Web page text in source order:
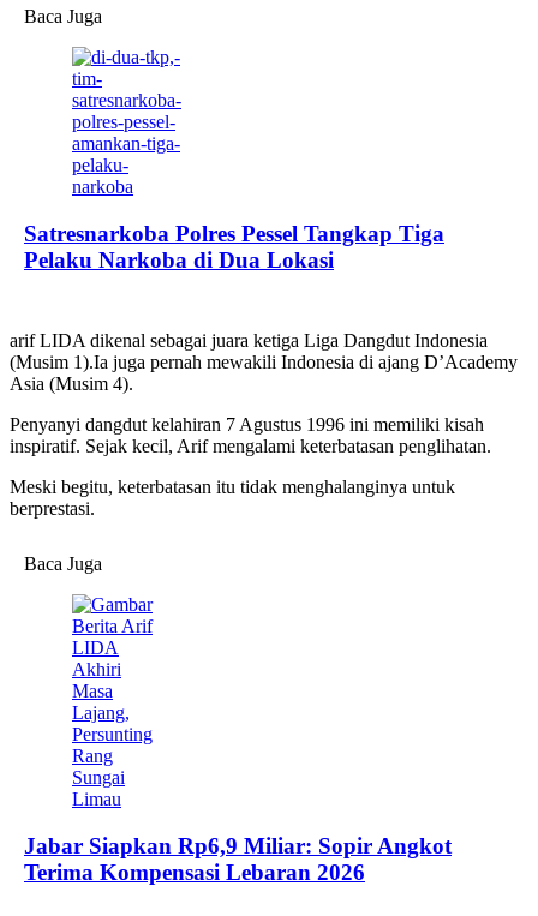
Baca Juga
Satresnarkoba Polres Pessel Tangkap Tiga
Pelaku Narkoba di Dua Lokasi
arif LIDA dikenal sebagai juara ketiga Liga Dangdut Indonesia
(Musim 1).Ia juga pernah mewakili Indonesia di ajang D’Academy
Asia (Musim 4).
Penyanyi dangdut kelahiran 7 Agustus 1996 ini memiliki kisah
inspiratif. Sejak kecil, Arif mengalami keterbatasan penglihatan.
Meski begitu, keterbatasan itu tidak menghalanginya untuk
berprestasi.
Baca Juga
Jabar Siapkan Rp6,9 Miliar: Sopir Angkot
Terima Kompensasi Lebaran 2026